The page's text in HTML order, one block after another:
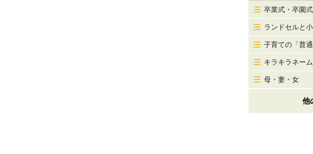
卒業式・卒園
ランドセルと
子育ての「普
キラキラネー
母・妻・女
他